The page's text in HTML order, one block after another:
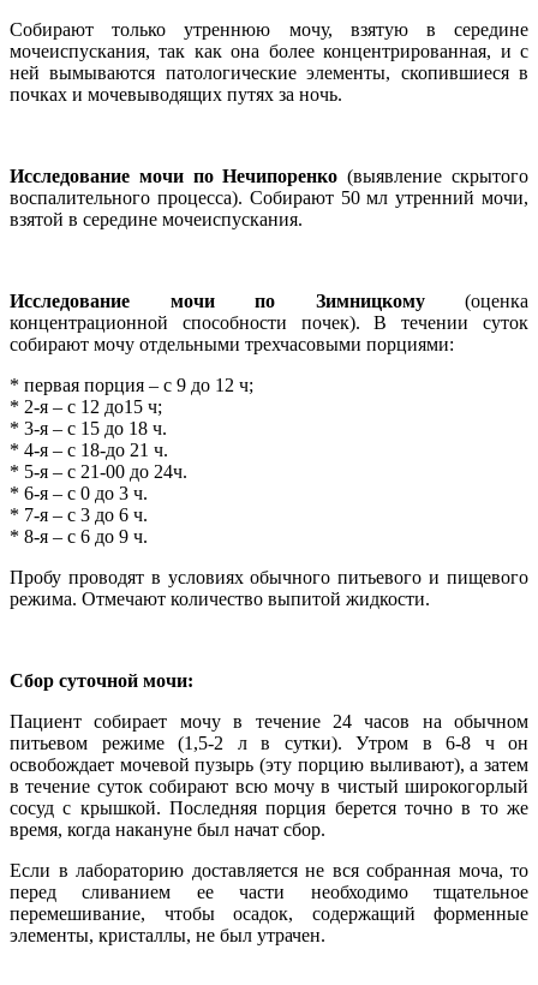
Собирают только утреннюю мочу, взятую в середине
мочеиспускания, так как она более концентрированная, и с
ней вымываются патологические элементы, скопившиеся в
почках и мочевыводящих путях за ночь.
Исследование мочи по Нечипоренко (выявление скрытого
воспалительного процесса). Собирают 50 мл утренний мочи,
взятой в середине мочеиспускания.
Исследование мочи по Зимницкому(оценка
концентрационной способности почек). В течении суток
собирают мочу отдельными трехчасовыми порциями:
* первая порция – с 9 до 12 ч;
* 2-я – с 12 до15 ч;
* 3-я – с 15 до 18 ч.
* 4-я – с 18-до 21 ч.
* 5-я – с 21-00 до 24ч.
* 6-я – с 0 до 3 ч.
* 7-я – с 3 до 6 ч.
* 8-я – с 6 до 9 ч.
Пробу проводят в условиях обычного питьевого и пищевого
режима. Отмечают количество выпитой жидкости.
Сбор суточной мочи:
Пациент собирает мочу в течение 24 часов на обычном
питьевом режиме (1,5-2 л в сутки). Утром в 6-8 ч он
освобождает мочевой пузырь (эту порцию выливают), а затем
в течение суток собирают всю мочу в чистый широкогорлый
сосуд с крышкой. Последняя порция берется точно в то же
время, когда накануне был начат сбор.
Если в лабораторию доставляется не вся собранная моча, то
перед сливанием ее части необходимо тщательное
перемешивание, чтобы осадок, содержащий форменные
элементы, кристаллы, не был утрачен.